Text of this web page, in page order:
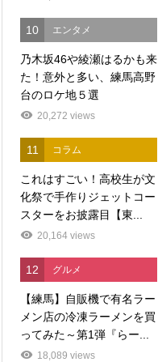
10 エンタメ
乃木坂46や綾瀬はるかも来
た！意外と多い、練馬高野
台のロケ地５選
20,272 views
11 コラム
これはすごい！高校生が文
化祭で手作りジェットコー
スターをお披露目【東...
20,164 views
12 グルメ
【練馬】自販機で有名ラー
メン店の冷凍ラーメンを買
ってみた～第1弾『らー...
18,089 views